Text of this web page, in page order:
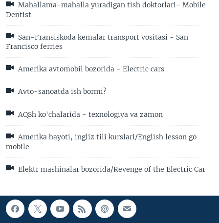
Mahallama-mahalla yuradigan tish doktorlari- Mobile
Dentist
San-Fransiskoda kemalar transport vositasi - San
Francisco ferries
Amerika avtomobil bozorida - Electric cars
Avto-sanoatda ish bormi?
AQSh ko'chalarida - texnologiya va zamon
Amerika hayoti, ingliz tili kurslari/English lesson go
mobile
Elektr mashinalar bozorida/Revenge of the Electric Car